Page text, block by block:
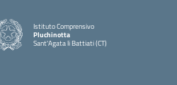
Istituto Comprensivo
Pluchinotta
Sant'Agata li Battiati (CT)
— Visita la pagina iniziale della scuola